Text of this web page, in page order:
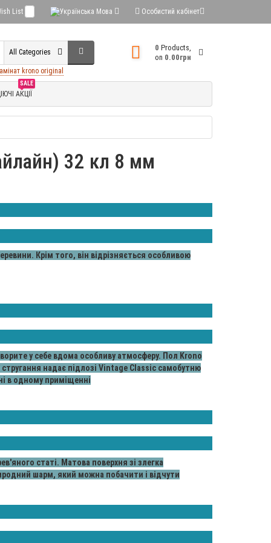
Особистий кабінет
Мова
List
0 Products,
on 0.00грн
All Categories
krono original
SALE
АКЦІЇ
32 кл 8 мм
Крім того, він відрізняється особливою
у себе вдома особливу атмосферу. Пол Krono
надає підлозі Vintage Classic самобутню
в одному приміщенні
статі. Матова поверхня зі злегка
шарм, який можна побачити і відчути